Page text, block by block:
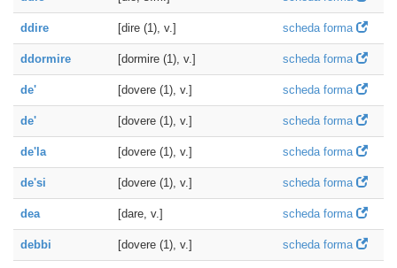
ddire [dire (1), v.] scheda forma
ddormire [dormire (1), v.] scheda forma
de' [dovere (1), v.] scheda forma
de' [dovere (1), v.] scheda forma
de'la [dovere (1), v.] scheda forma
de'si [dovere (1), v.] scheda forma
dea [dare, v.] scheda forma
debbi [dovere (1), v.] scheda forma